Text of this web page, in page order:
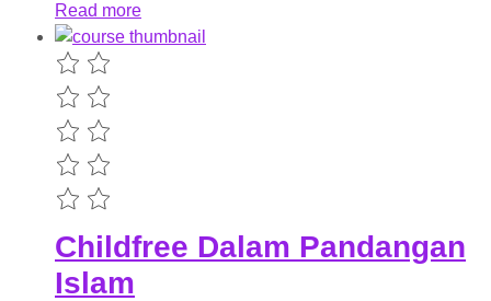
Read more
Childfree Dalam Pandangan
Islam